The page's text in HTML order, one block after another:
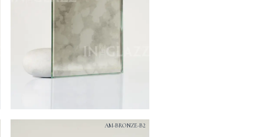
AM-BRONZE-B2